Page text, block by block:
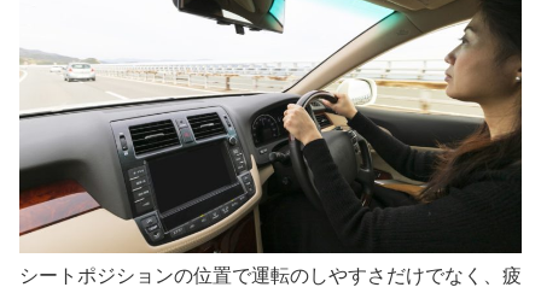
シートポジションの位置で運転のしやすさだけでなく、疲